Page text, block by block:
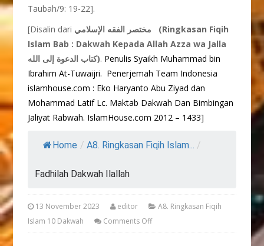
Taubah/9: 19-22].
[Disalin dari مختصر الفقه الإسلامي
(Ringkasan Fiqih
Islam Bab : Dakwah Kepada Allah Azza wa Jalla
كتاب الدعوة إلى الله). Penulis Syaikh Muhammad bin
Ibrahim At-Tuwaijri. Penerjemah Team Indonesia
islamhouse.com : Eko Haryanto Abu Ziyad dan
Mohammad Latif Lc. Maktab Dakwah Dan Bimbingan
Jaliyat Rabwah. IslamHouse.com 2012 – 1433]
Home / A8. Ringkasan Fiqih Islam... /
Fadhilah Dakwah Ilallah
13 November 2023 editor
A8. Ringkasan Fiqih
Islam 10 Dakwah
Comments Off